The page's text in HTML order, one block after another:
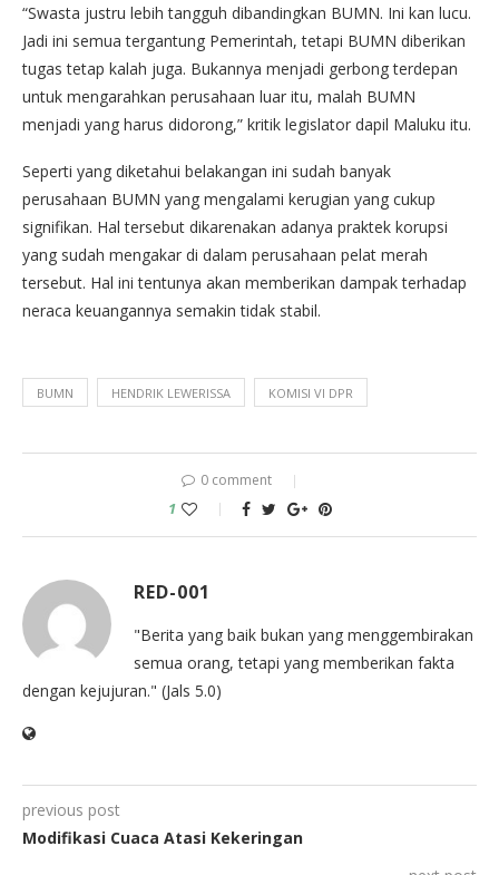
“Swasta justru lebih tangguh dibandingkan BUMN. Ini kan lucu.
Jadi ini semua tergantung Pemerintah, tetapi BUMN diberikan
tugas tetap kalah juga. Bukannya menjadi gerbong terdepan
untuk mengarahkan perusahaan luar itu, malah BUMN
menjadi yang harus didorong,” kritik legislator dapil Maluku itu.
Seperti yang diketahui belakangan ini sudah banyak
perusahaan BUMN yang mengalami kerugian yang cukup
signifikan. Hal tersebut dikarenakan adanya praktek korupsi
yang sudah mengakar di dalam perusahaan pelat merah
tersebut. Hal ini tentunya akan memberikan dampak terhadap
neraca keuangannya semakin tidak stabil.
BUMN HENDRIK LEWERISSA KOMISI VI DPR
0 comment
1
RED-001
"Berita yang baik bukan yang menggembirakan
semua orang, tetapi yang memberikan fakta
dengan kejujuran." (Jals 5.0)
previous post
Modifikasi Cuaca Atasi Kekeringan